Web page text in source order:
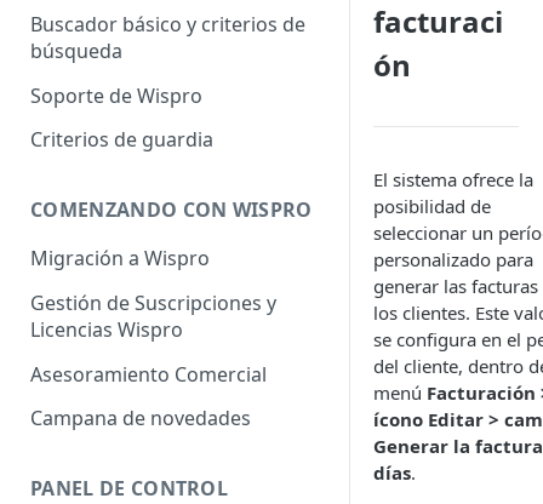
Buscador básico y criterios de
búsqueda
Soporte de Wispro
Criterios de guardia
COMENZANDO CON WISPRO
Migración a Wispro
Gestión de Suscripciones y
Licencias Wispro
Asesoramiento Comercial
Campana de novedades
PANEL DE CONTROL
facturaci
ón
El sistema ofrece la
posibilidad de
seleccionar un
personalizado para
generar las facturas
los clientes. Este
se configura en el
del cliente, dentro
menú Facturación
ícono Editar >
Generar la
días.